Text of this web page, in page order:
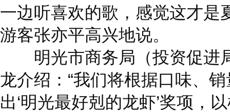
一边听喜欢的歌，感觉这才是
游客张亦平高兴地说。
明光市商务局（投资促进
龙介绍：“我们将根据口味、
出‘明光最好剋的龙虾’奖项，